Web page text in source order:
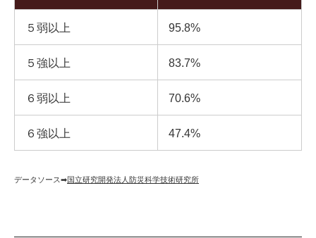
５弱以上 95.8%
５強以上 83.7%
６弱以上 70.6%
６強以上 47.4%
データソース➡︎国立研究開発法人防災科学技術研究所